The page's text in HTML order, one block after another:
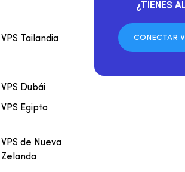
VPS Tailandia
VPS Dubái
VPS Egipto
VPS de Nueva
Zelanda
¿TIENES